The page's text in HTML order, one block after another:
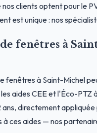
clients optent pour le
est unique : nos
fenêtres à
fenêtres à Saint-Michel
aides CEE et l'Éco-PTZ
directement
ces aides — nos